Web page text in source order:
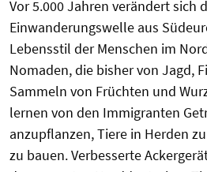
Vor 5.000 Jahren verändert sich
Einwanderungs­welle aus
Lebensstil der Menschen im
Nomaden, die bisher von Jagd,
Sammeln von Früchten und
lernen von den Immigranten
anzupflanzen, Tiere in Herden
zu bauen. Verbesserte